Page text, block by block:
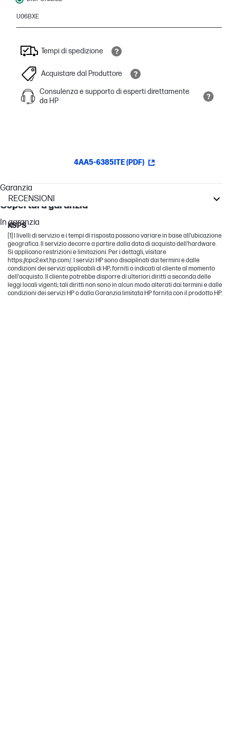
U06BXE
Tempi di spedizione
Acquistare dal Produttore
Consulenza e supporto di esperti direttamente
da HP
4AA5-6385ITE (PDF)
Garanzia
Copertura garanzia
In garanzia
RECENSIONI
KSPS
[1] I livelli di servizio e i tempi di risposta possono variare in base all'ubicazione
geografica. Il servizio decorre a partire dalla data di acquisto dell'hardware.
Si applicano restrizioni e limitazioni. Per i dettagli, visitare
https://cpc2.ext.hp.com/. I servizi HP sono disciplinati dai termini e dalle
condizioni dei servizi applicabili di HP, forniti o indicati al cliente al momento
dell'acquisto. Il cliente potrebbe disporre di ulteriori diritti a seconda delle
leggi locali vigenti; tali diritti non sono in alcun modo alterati dai termini e dalle
condizioni dei servizi HP o dalla Garanzia limitata HP fornita con il prodotto HP.